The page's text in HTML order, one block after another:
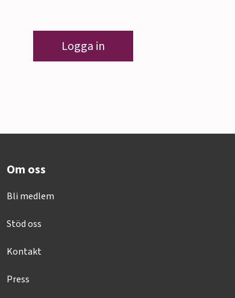
Logga in
Om oss
Bli medlem
Stöd oss
Kontakt
Press